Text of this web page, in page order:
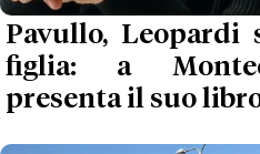
Pavullo, Leopardi
figlia: a
presenta il suo